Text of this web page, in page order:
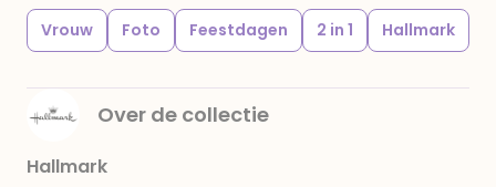
Vrouw Foto Feestdagen 2 in 1 Hallmark
Over de collectie
Hallmark